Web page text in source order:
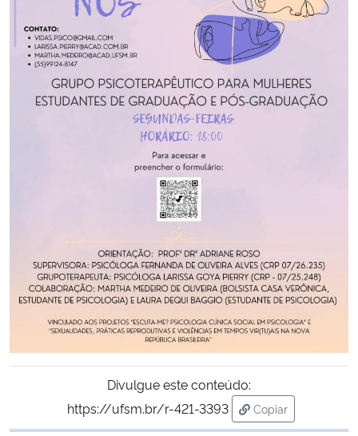
Secretaria de Governo
Gabinete de Segurança Institucional
Advocacia-Geral da União
Divulgue este conteúdo:
https://ufsm.br/r-421-3393
Copiar
para área de